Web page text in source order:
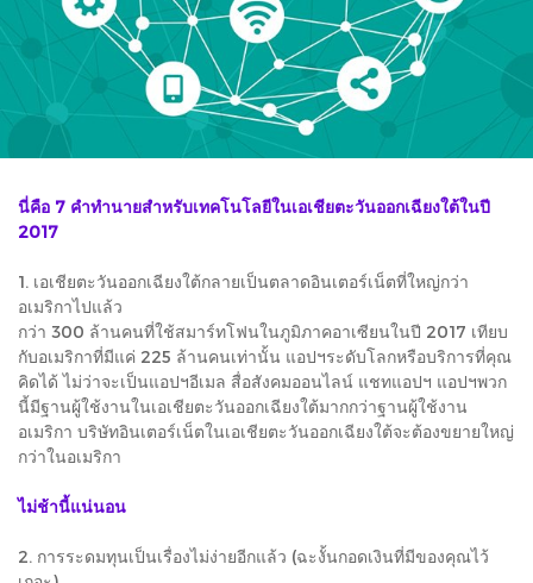
นี่คือ 7 คำทำนายสำหรับเทคโนโลยีในเอเชียตะวันออกเฉียงใต้ในปี
2017
1. เอเชียตะวันออกเฉียงใต้กลายเป็นตลาดอินเตอร์เน็ตที่ใหญ่กว่า
อเมริกาไปแล้ว
กว่า 300 ล้านคนที่ใช้สมาร์ทโฟนในภูมิภาคอาเซียนในปี 2017 เทียบ
กับอเมริกาที่มีแค่ 225 ล้านคนเท่านั้น แอปฯระดับโลกหรือบริการที่คุณ
คิดได้ ไม่ว่าจะเป็นแอปฯอีเมล สื่อสังคมออนไลน์ แชทแอปฯ แอปฯพวก
นี้มีฐานผู้ใช้งานในเอเชียตะวันออกเฉียงใต้มากกว่าฐานผู้ใช้งาน
อเมริกา บริษัทอินเตอร์เน็ตในเอเชียตะวันออกเฉียงใต้จะต้องขยายใหญ่
กว่าในอเมริกา
ไม่ช้านี้แน่นอน
2. การระดมทุนเป็นเรื่องไม่ง่ายอีกแล้ว (ฉะงั้นกอดเงินที่มีของคุณไว้